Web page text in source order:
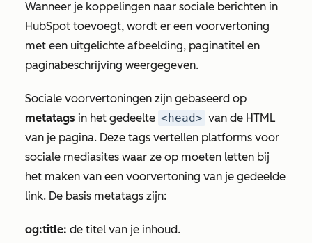
Wanneer je koppelingen naar sociale berichten in
HubSpot toevoegt, wordt er een voorvertoning
met een uitgelichte afbeelding, paginatitel en
paginabeschrijving weergegeven.
Sociale voorvertoningen zijn gebaseerd op
metatags in het gedeelte <head> van de HTML
van je pagina. Deze tags vertellen platforms voor
sociale mediasites waar ze op moeten letten bij
het maken van een voorvertoning van je gedeelde
link. De basis metatags zijn:
og:title: de titel van je inhoud.